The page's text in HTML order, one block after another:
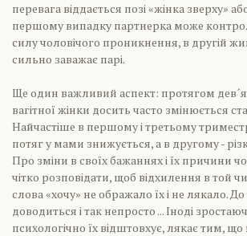
перевага віддається позі «жінка зверху»
першому випадку партнерка може
силу чоловічого проникнення, в другій
сильно заважає парі.
Ще один важливий аспект: протягом
вагітної жінки досить часто змінюється
Найчастіше в першому і третьому
потяг у мами знижується, а в другому -
Про зміни в своїх бажаннях і їх причини
чітко розповідати, щоб відхилення в той
слова «хочу» не ображало їх і не лякало.
доводиться і так непросто ... Іноді
психологічно їх відштовхує, лякає тим,